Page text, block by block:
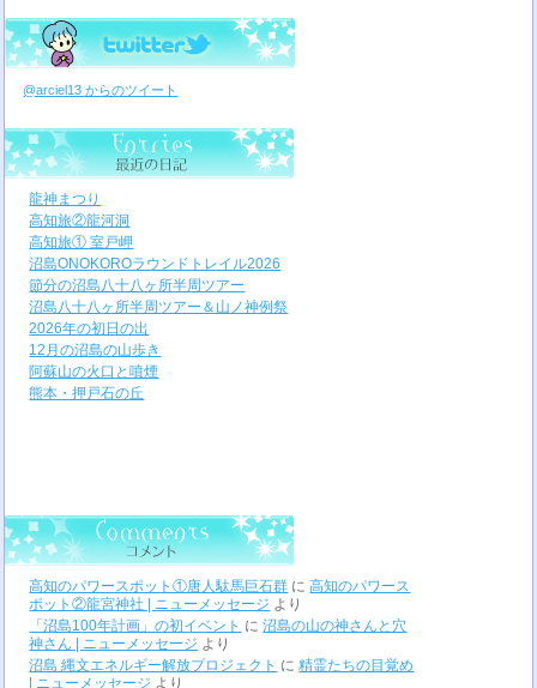
@arciel13 からのツイート
龍神まつり
高知旅②龍河洞
高知旅① 室戸岬
沼島ONOKOROラウンドトレイル2026
節分の沼島八十八ヶ所半周ツアー
沼島八十八ヶ所半周ツアー＆山ノ神例祭
2026年の初日の出
12月の沼島の山歩き
阿蘇山の火口と噴煙
熊本・押戸石の丘
高知のパワースポット①唐人駄馬巨石群 に高知のパワース
ポット②龍宮神社 | ニューメッセージ より
「沼島100年計画」の初イベント に沼島の山の神さんと穴
神さん | ニューメッセージ より
沼島 縄文エネルギー解放プロジェクト に精霊たちの目覚め
| ニューメッセージ より